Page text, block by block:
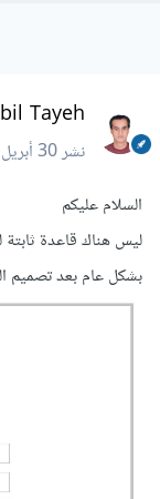
Tayeh
نشر30 أبريل 2020
السلام عليكم
ليس هناك قاعدة ثابتة
بشكل عام بعد تصميم